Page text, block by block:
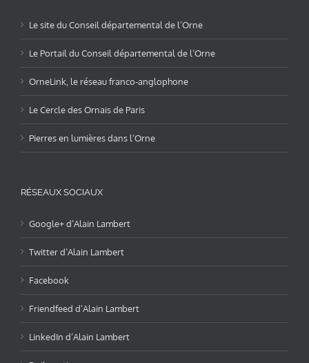
Le site du Conseil départemental de l’Orne
Le Portail du Conseil départemental de l’Orne
OrneLink, le réseau franco-anglophone
Le Cercle des Ornais de Paris
Pierres en lumières dans l’Orne
RÉSEAUX SOCIAUX
Google+ d’Alain Lambert
Twitter d’Alain Lambert
Facebook
Friendfeed d’Alain Lambert
LinkedIn d’Alain Lambert